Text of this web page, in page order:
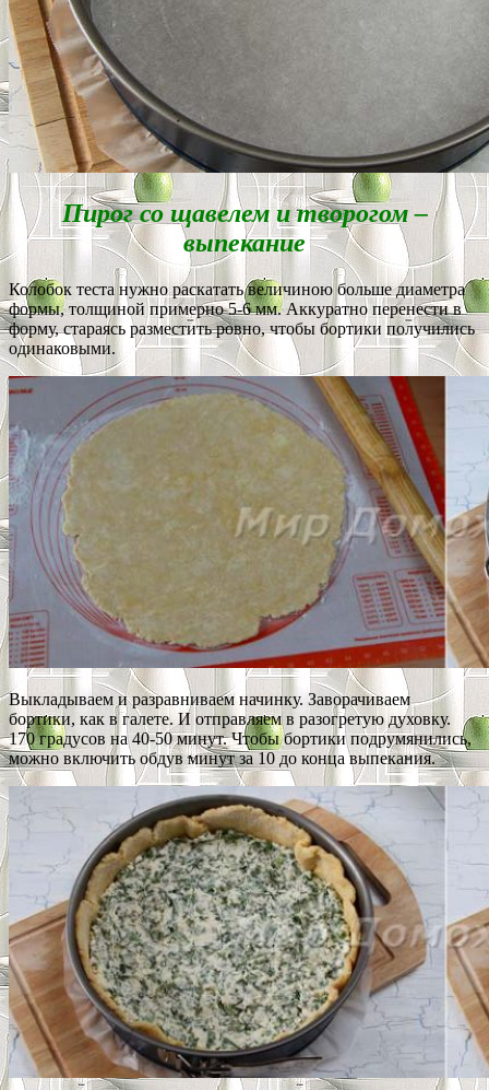
Пирог со щавелем и творогом –
выпекание
Колобок теста нужно раскатать величиною больше диаметра
формы, толщиной примерно 5-6 мм. Аккуратно перенести в
форму, стараясь разместить ровно, чтобы бортики получились
одинаковыми.
Выкладываем и разравниваем начинку. Заворачиваем
бортики, как в галете. И отправляем в разогретую духовку.
170 градусов на 40-50 минут. Чтобы бортики подрумянились,
можно включить обдув минут за 10 до конца выпекания.